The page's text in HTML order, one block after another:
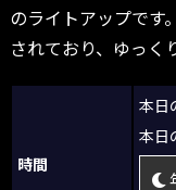
のライトアップです
されており、ゆっく
時間
本日
本日